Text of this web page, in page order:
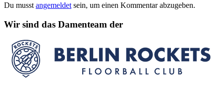
Du musst angemeldet sein, um einen Kommentar abzugeben.
Wir sind das Damenteam der